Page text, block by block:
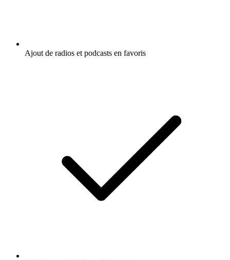
Ajout de radios et podcasts en favoris